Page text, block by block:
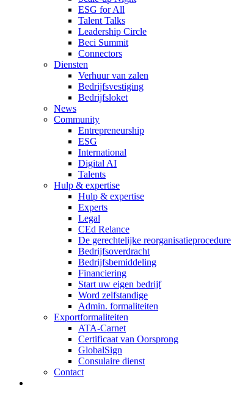
ESG for All
Talent Talks
Leadership Circle
Beci Summit
Connectors
Diensten
Verhuur van zalen
Bedrijfsvestiging
Bedrijfsloket
News
Community
Entrepreneurship
ESG
International
Digital AI
Talents
Hulp & expertise
Hulp & expertise
Experts
Legal
CEd Relance
De gerechtelijke reorganisatieprocedure
Bedrijfsoverdracht
Bedrijfsbemiddeling
Financiering
Start uw eigen bedrijf
Word zelfstandige
Admin. formaliteiten
Exportformaliteiten
ATA-Carnet
Certificaat van Oorsprong
GlobalSign
Consulaire dienst
Contact